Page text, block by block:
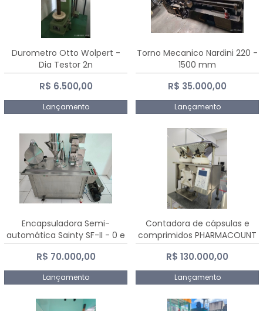
Durometro Otto Wolpert -
Dia Testor 2n
R$ 6.500,00
Lançamento
Torno Mecanico Nardini 220 -
1500 mm
R$ 35.000,00
Lançamento
Encapsuladora Semi-
automática Sainty SF-II - 0 e
00
R$ 70.000,00
Lançamento
Contadora de cápsulas e
comprimidos PHARMACOUNT
- 2-2R3
R$ 130.000,00
Lançamento